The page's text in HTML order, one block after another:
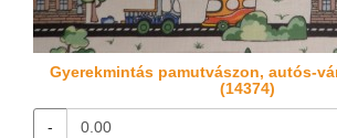
Gyerekmintás pamutvászon, autós-
(14374)
-